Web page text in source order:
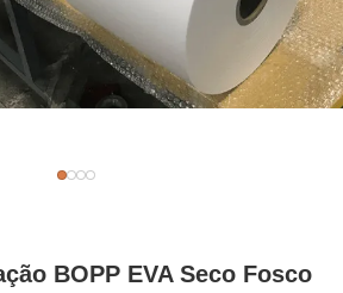
BOPP EVA Seco Fosco